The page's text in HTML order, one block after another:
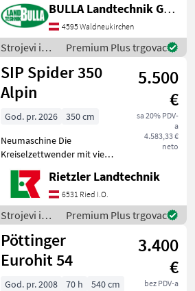
Klappung Podešavanje
visine: Hidraulično
podešavanje visine, Nošeni
sakupljač sjena,
Ograničavajući
BULLA Landtechnik GmbH
4595 Waldneukirchen
Strojevi i
oprema za
travu i
baliranje /
Fella
Premium Plus trgovac
SIP Spider 350
Alpin
5.500
€
sa 20% PDV-
a
4.583,33 €
neto
God. pr. 2026
350 cm
Neumaschine Die
Kreiselzettwender mit vier
Kreiseln sind leicht, robust
und äußerst wendig. Die
innovative Konstruktion
des Kreisels ermöglicht
gleichmäßiges Str
Rietzler Landtechnik
6531 Ried I.O.
Strojevi i
oprema za
travu i
baliranje /
SIP
Premium Plus trgovac
Pöttinger
Eurohit 54
3.400
€
bez PDV-a
God. pr. 2008 70 h
540 cm